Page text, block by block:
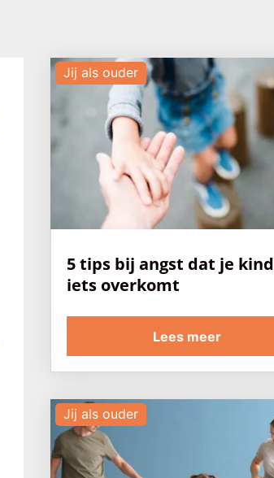
5 tips bij angst dat je kind
iets overkomt
Jij als ouder
Lees meer
Jij als ouder